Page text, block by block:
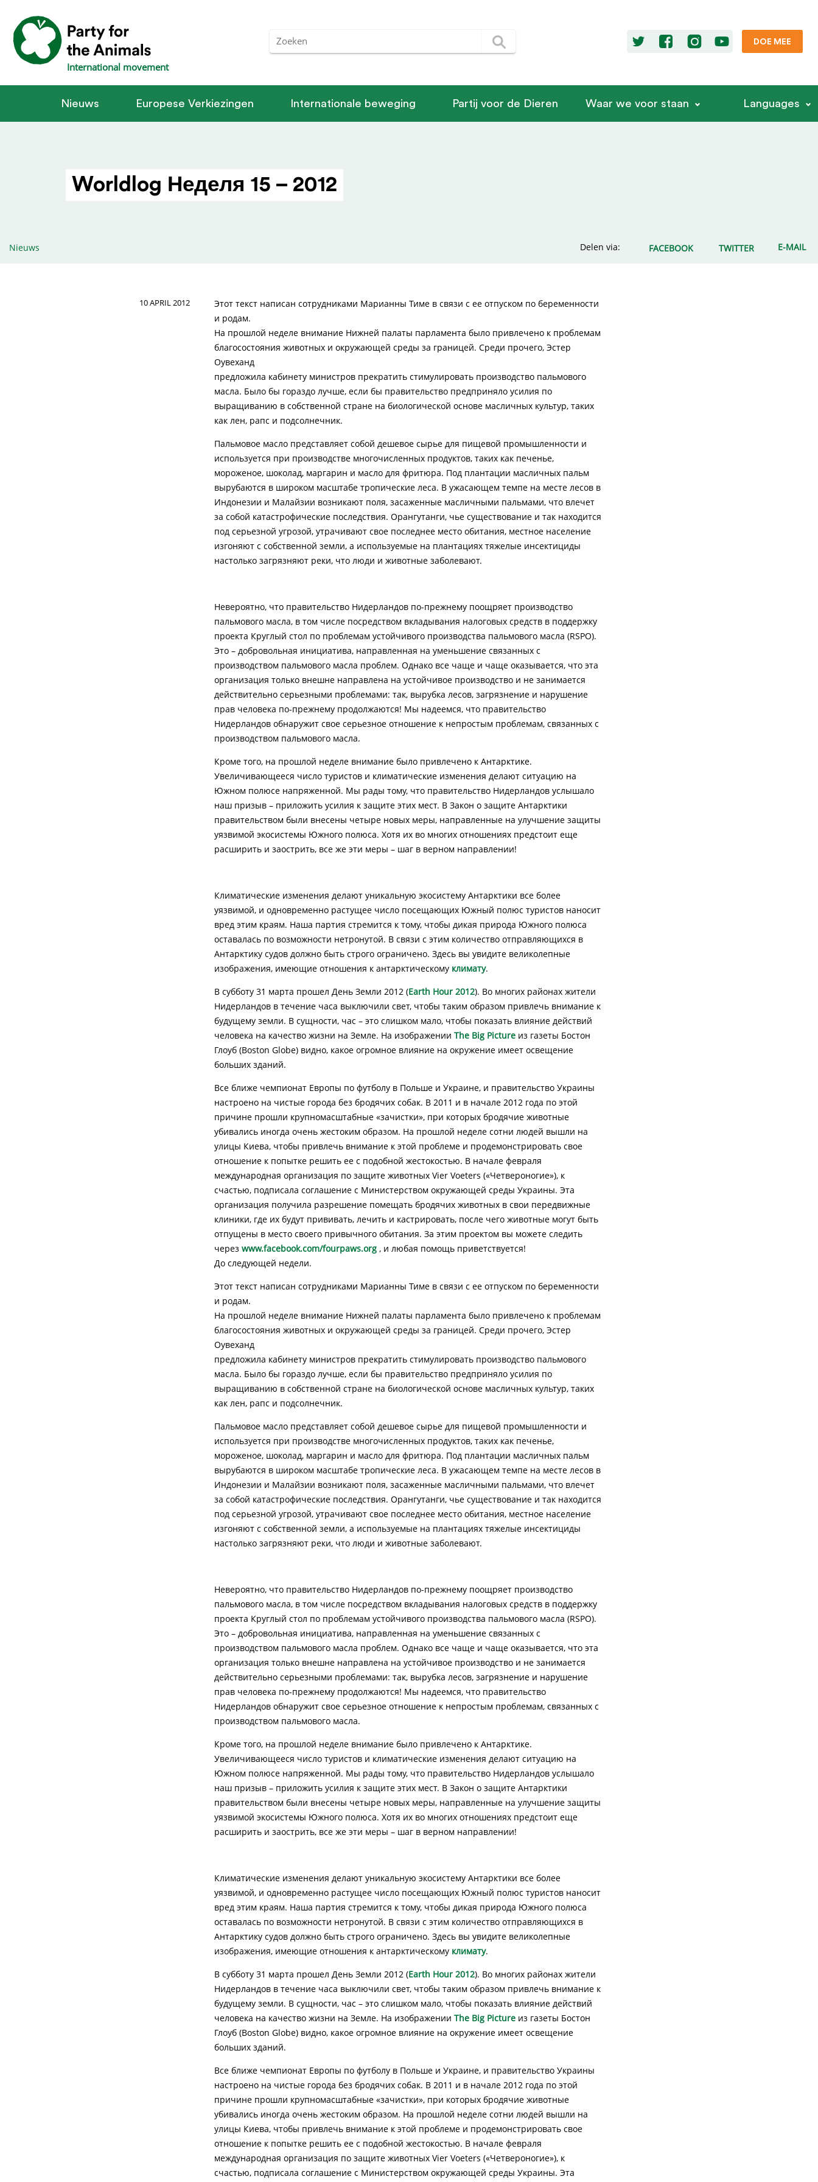
International movement
DOE MEE
Nieuws Europese Verkiezingen Internationale beweging Partij voor de Dieren Waar we voor staan Languages
Worldlog Неделя 15 – 2012
Nieuws Delen via: FACEBOOK TWITTER E-MAIL
10 APRIL 2012
Этот текст написан сотрудниками Марианны Тиме в связи с ее отпуском по беременности
и родам.
На прошлой неделе внимание Нижней палаты парламента было привлечено к проблемам
благосостояния животных и окружающей среды за границей. Среди прочего, Эстер
Оувеханд
предложила кабинету министров прекратить стимулировать производство пальмового
масла. Было бы гораздо лучше, если бы правительство предприняло усилия по
выращиванию в собственной стране на биологической основе масличных культур, таких
как лен, рапс и подсолнечник.
Пальмовое масло представляет собой дешевое сырье для пищевой промышленности и
используется при производстве многочисленных продуктов, таких как печенье,
мороженое, шоколад, маргарин и масло для фритюра. Под плантации масличных пальм
вырубаются в широком масштабе тропические леса. В ужасающем темпе на месте лесов в
Индонезии и Малайзии возникают поля, засаженные масличными пальмами, что влечет
за собой катастрофические последствия. Орангутанги, чье существование и так находится
под серьезной угрозой, утрачивают свое последнее место обитания, местное население
изгоняют с собственной земли, а используемые на плантациях тяжелые инсектициды
настолько загрязняют реки, что люди и животные заболевают.
Невероятно, что правительство Нидерландов по-прежнему поощряет производство
пальмового масла, в том числе посредством вкладывания налоговых средств в поддержку
проекта Круглый стол по проблемам устойчивого производства пальмового масла (RSPO).
Это – добровольная инициатива, направленная на уменьшение связанных с
производством пальмового масла проблем. Однако все чаще и чаще оказывается, что эта
организация только внешне направлена на устойчивое производство и не занимается
действительно серьезными проблемами: так, вырубка лесов, загрязнение и нарушение
прав человека по-прежнему продолжаются! Мы надеемся, что правительство
Нидерландов обнаружит свое серьезное отношение к непростым проблемам, связанных с
производством пальмового масла.
Кроме того, на прошлой неделе внимание было привлечено к Антарктике.
Увеличивающееся число туристов и климатические изменения делают ситуацию на
Южном полюсе напряженной. Мы рады тому, что правительство Нидерландов услышало
наш призыв – приложить усилия к защите этих мест. В Закон о защите Антарктики
правительством были внесены четыре новых меры, направленные на улучшение защиты
уязвимой экосистемы Южного полюса. Хотя их во многих отношениях предстоит еще
расширить и заострить, все же эти меры – шаг в верном направлении!
Климатические изменения делают уникальную экосистему Антарктики все более
уязвимой, и одновременно растущее число посещающих Южный полюс туристов наносит
вред этим краям. Наша партия стремится к тому, чтобы дикая природа Южного полюса
оставалась по возможности нетронутой. В связи с этим количество отправляющихся в
Антарктику судов должно быть строго ограничено. Здесь вы увидите великолепные
изображения, имеющие отношения к антарктическому климату.
В субботу 31 марта прошел День Земли 2012 (Earth Hour 2012). Во многих районах жители
Нидерландов в течение часа выключили свет, чтобы таким образом привлечь внимание к
будущему земли. В сущности, час – это слишком мало, чтобы показать влияние действий
человека на качество жизни на Земле. На изображении The Big Picture из газеты Бостон
Глоуб (Boston Globe) видно, какое огромное влияние на окружение имеет освещение
больших зданий.
Все ближе чемпионат Европы по футболу в Польше и Украине, и правительство Украины
настроено на чистые города без бродячих собак. В 2011 и в начале 2012 года по этой
причине прошли крупномасштабные «зачистки», при которых бродячие животные
убивались иногда очень жестоким образом. На прошлой неделе сотни людей вышли на
улицы Киева, чтобы привлечь внимание к этой проблеме и продемонстрировать свое
отношение к попытке решить ее с подобной жестокостью. В начале февраля
международная организация по защите животных Vier Voeters («Четвероногие»), к
счастью, подписала соглашение с Министерством окружающей среды Украины. Эта
организация получила разрешение помещать бродячих животных в свои передвижные
клиники, где их будут прививать, лечить и кастрировать, после чего животные могут быть
отпущены в место своего привычного обитания. За этим проектом вы можете следить
через www.facebook.com/fourpaws.org , и любая помощь приветствуется!
До следующей недели.
Этот текст написан сотрудниками Марианны Тиме в связи с ее отпуском по беременности
и родам.
На прошлой неделе внимание Нижней палаты парламента было привлечено к проблемам
благосостояния животных и окружающей среды за границей. Среди прочего, Эстер
Оувеханд
предложила кабинету министров прекратить стимулировать производство пальмового
масла. Было бы гораздо лучше, если бы правительство предприняло усилия по
выращиванию в собственной стране на биологической основе масличных культур, таких
как лен, рапс и подсолнечник.
Пальмовое масло представляет собой дешевое сырье для пищевой промышленности и
используется при производстве многочисленных продуктов, таких как печенье,
мороженое, шоколад, маргарин и масло для фритюра. Под плантации масличных пальм
вырубаются в широком масштабе тропические леса. В ужасающем темпе на месте лесов в
Индонезии и Малайзии возникают поля, засаженные масличными пальмами, что влечет
за собой катастрофические последствия. Орангутанги, чье существование и так находится
под серьезной угрозой, утрачивают свое последнее место обитания, местное население
изгоняют с собственной земли, а используемые на плантациях тяжелые инсектициды
настолько загрязняют реки, что люди и животные заболевают.
Невероятно, что правительство Нидерландов по-прежнему поощряет производство
пальмового масла, в том числе посредством вкладывания налоговых средств в поддержку
проекта Круглый стол по проблемам устойчивого производства пальмового масла (RSPO).
Это – добровольная инициатива, направленная на уменьшение связанных с
производством пальмового масла проблем. Однако все чаще и чаще оказывается, что эта
организация только внешне направлена на устойчивое производство и не занимается
действительно серьезными проблемами: так, вырубка лесов, загрязнение и нарушение
прав человека по-прежнему продолжаются! Мы надеемся, что правительство
Нидерландов обнаружит свое серьезное отношение к непростым проблемам, связанных с
производством пальмового масла.
Кроме того, на прошлой неделе внимание было привлечено к Антарктике.
Увеличивающееся число туристов и климатические изменения делают ситуацию на
Южном полюсе напряженной. Мы рады тому, что правительство Нидерландов услышало
наш призыв – приложить усилия к защите этих мест. В Закон о защите Антарктики
правительством были внесены четыре новых меры, направленные на улучшение защиты
уязвимой экосистемы Южного полюса. Хотя их во многих отношениях предстоит еще
расширить и заострить, все же эти меры – шаг в верном направлении!
Климатические изменения делают уникальную экосистему Антарктики все более
уязвимой, и одновременно растущее число посещающих Южный полюс туристов наносит
вред этим краям. Наша партия стремится к тому, чтобы дикая природа Южного полюса
оставалась по возможности нетронутой. В связи с этим количество отправляющихся в
Антарктику судов должно быть строго ограничено. Здесь вы увидите великолепные
изображения, имеющие отношения к антарктическому климату.
В субботу 31 марта прошел День Земли 2012 (Earth Hour 2012). Во многих районах жители
Нидерландов в течение часа выключили свет, чтобы таким образом привлечь внимание к
будущему земли. В сущности, час – это слишком мало, чтобы показать влияние действий
человека на качество жизни на Земле. На изображении The Big Picture из газеты Бостон
Глоуб (Boston Globe) видно, какое огромное влияние на окружение имеет освещение
больших зданий.
Все ближе чемпионат Европы по футболу в Польше и Украине, и правительство Украины
настроено на чистые города без бродячих собак. В 2011 и в начале 2012 года по этой
причине прошли крупномасштабные «зачистки», при которых бродячие животные
убивались иногда очень жестоким образом. На прошлой неделе сотни людей вышли на
улицы Киева, чтобы привлечь внимание к этой проблеме и продемонстрировать свое
отношение к попытке решить ее с подобной жестокостью. В начале февраля
международная организация по защите животных Vier Voeters («Четвероногие»), к
счастью, подписала соглашение с Министерством окружающей среды Украины. Эта